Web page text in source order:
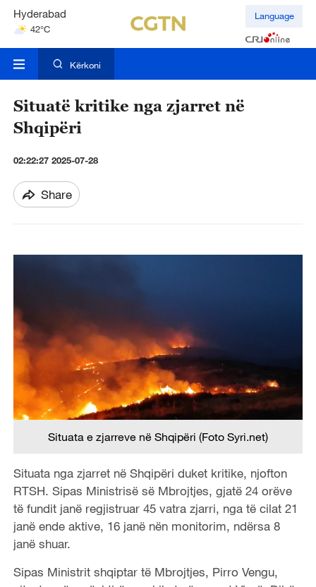
Hyderabad
42°C
Mumbai
Language
Kërkoni
Situatë kritike nga zjarret në
Shqipëri
02:22:27 2025-07-28
Share
Situata e zjarreve në Shqipëri (Foto Syri.net)
Situata nga zjarret në Shqipëri duket kritike, njofton
RTSH. Sipas Ministrisë së Mbrojtjes, gjatë 24 orëve
të fundit janë regjistruar 45 vatra zjarri, nga të cilat 21
janë ende aktive, 16 janë nën monitorim, ndërsa 8
janë shuar.
Sipas Ministrit shqiptar të Mbrojtjes, Pirro Vengu,